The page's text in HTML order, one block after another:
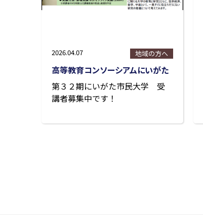
2026.04.07 地域の方へ
高等教育コンソーシアムにいがた
第３２期にいがた市民大学 受
講者募集中です！